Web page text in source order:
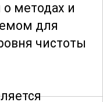
методах и
для
чистоты